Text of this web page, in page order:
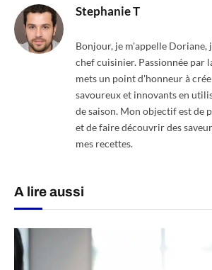
Stephanie T
Bonjour, je m'appelle Doriane,
chef cuisinier. Passionnée par
mets un point d'honneur à
savoureux et innovants en
de saison. Mon objectif est de
et de faire découvrir des
mes recettes.
A lire aussi